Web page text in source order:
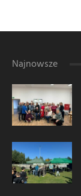
Najnowsze